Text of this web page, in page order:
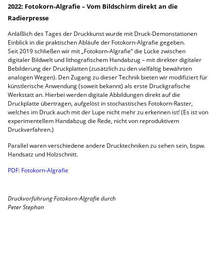
2022: Fotokorn-Algrafie–Vom Bildschirm direkt an die
Radierpresse
Anläßlich des Tages der Druckkunst wurde mit Druck-Demonstationen
Einblick in die praktischen Abläufe der Fotokorn-Algrafie gegeben.
Seit 2019 schließen wir mit „Fotokorn-Algrafie“ die Lücke zwischen
digitaler Bildwelt und lithografischem Handabzug – mit direkter digitaler
Bebilderung der Druckplatten (zusätzlich zu den vielfältig bewährten
analogen Wegen). Den Zugang zu dieser Technik bieten wir modifiziert für
künstlerische Anwendung (soweit bekannt) als erste Druckgrafische
Werkstatt an. Hierbei werden digitale Abbildungen direkt auf die
Druckplatte übertragen, aufgelöst in stochastisches Fotokorn-Raster,
welches im Druck auch mit der Lupe nicht mehr zu erkennen ist! (Es ist von
experimentellem Handabzug die Rede, nicht von reproduktivem
Druckverfahren.)
Parallel waren verschiedene andere Drucktechniken zu sehen sein, bspw.
Handsatz und Holzschnitt.
PDF: Fotokorn-Algrafie
Druckvorführung Fotokorn-Algrafie durch
Peter Stephan